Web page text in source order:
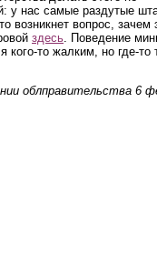
у нас самые раздутые
возникнет вопрос, зачем
здесь . Поведение
кого-то жалким, но где-то
облправительства 6